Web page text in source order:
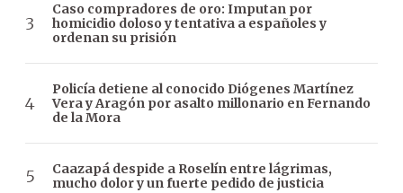
Caso compradores de oro: Imputan por
homicidio doloso y tentativa a españoles y
ordenan su prisión
Policía detiene al conocido Diógenes Martínez
Vera y Aragón por asalto millonario en Fernando
de la Mora
Caazapá despide a Roselín entre lágrimas,
mucho dolor y un fuerte pedido de justicia